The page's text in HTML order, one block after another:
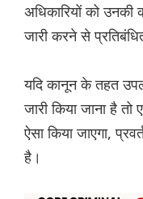
अधिकारियों को
जारी करने से
यदि कानून के तहत
जारी किया जाना है
ऐसा किया जाएगा,
है।